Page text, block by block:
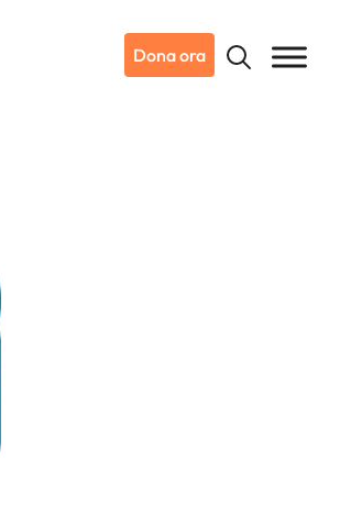
Dona ora
tumore disattivando
nuova scoperta tra
Cambridge